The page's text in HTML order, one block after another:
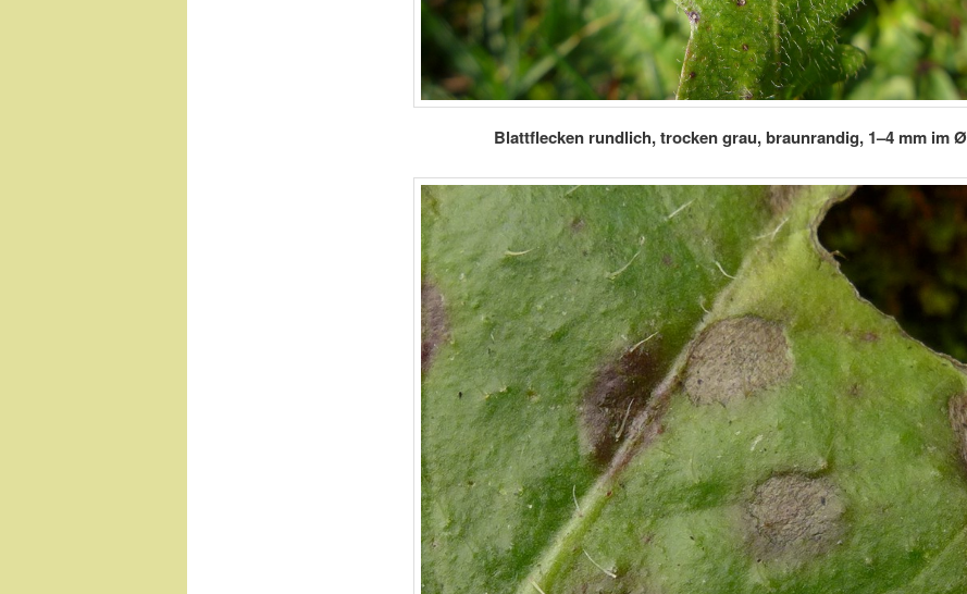
Blattflecken rundlich, trocken grau, braunrandig, 1–4 mm im Ø